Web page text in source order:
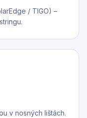
/ TIGO) –
v nosných lištách.